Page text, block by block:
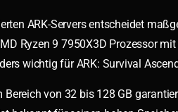
ARK-Servers entscheidet
Ryzen 9 7950X3D Prozessor
wichtig für ARK: Survival
Bereich von 32 bis 128 GB